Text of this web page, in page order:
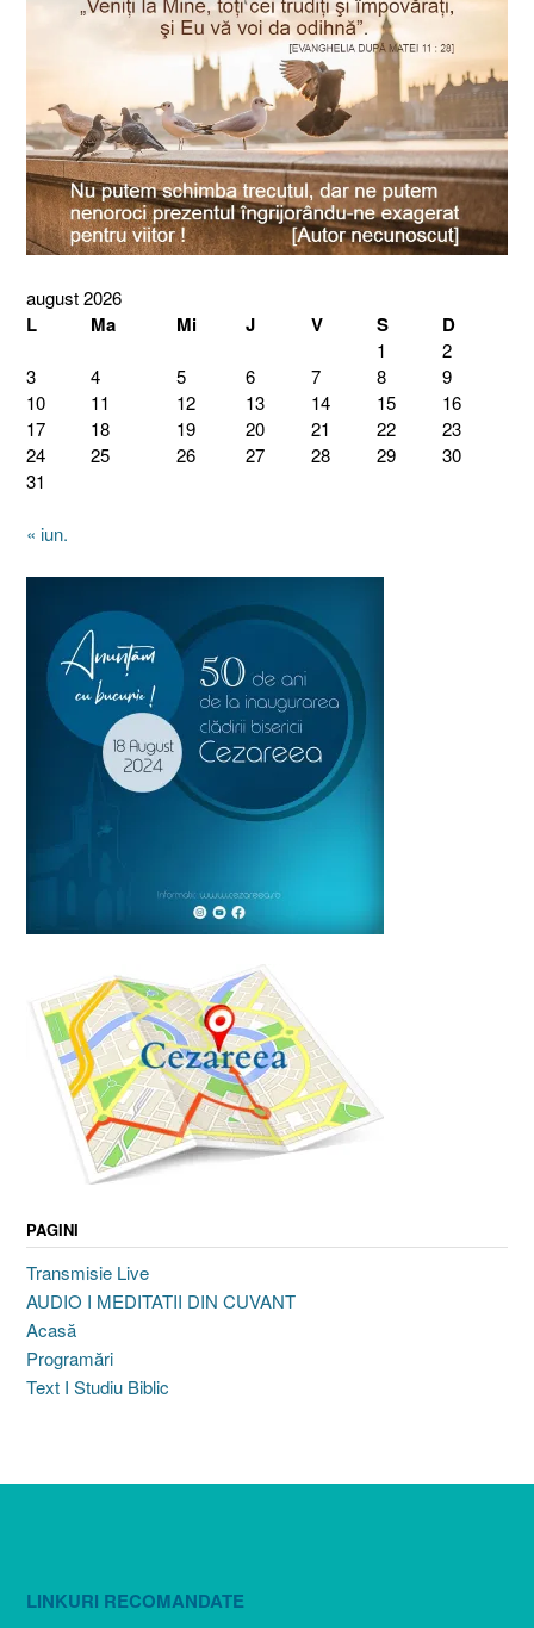
august 2026
L Ma Mi J V S D
1
2
3
4 5 6 7 8
9
10
11 12 13 14 15
16
17
18 19 20 21 22
23
24
25 26 27 28 29
30
31
« iun.
PAGINI
Transmisie Live
AUDIO I MEDITATII DIN CUVANT
Acasă
Programări
Text I Studiu Biblic
LINKURI RECOMANDATE